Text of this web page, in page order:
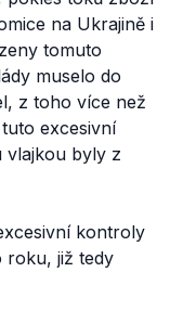
na Ukrajině i
tomuto
muselo do
z toho více než
excesivní
vlajkou byly z
kontroly
roku, již tedy